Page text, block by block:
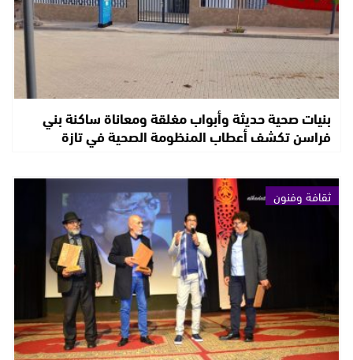
بنيات صحية حديثة وأبواب مغلقة ومعاناة ساكنة بني
فراسن تكشف أعطاب المنظومة الصحية في تازة
ثقافة وفنون